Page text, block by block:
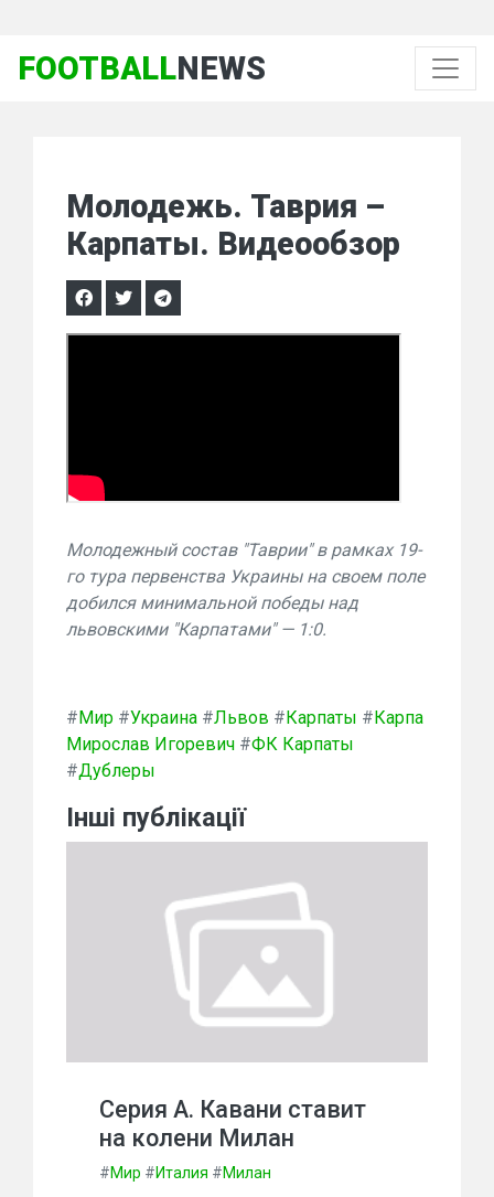
FOOTBALLNEWS
Молодежь. Таврия –
Карпаты. Видеообзор
Молодежный состав "Таврии" в рамках 19-
го тура первенства Украины на своем поле
добился минимальной победы над
львовскими "Карпатами" — 1:0.
#Мир #Украина #Львов #Карпаты #Карпа
Мирослав Игоревич #ФК Карпаты
#Дублеры
Інші публікації
Серия А. Кавани ставит
на колени Милан
#Мир #Италия #Милан